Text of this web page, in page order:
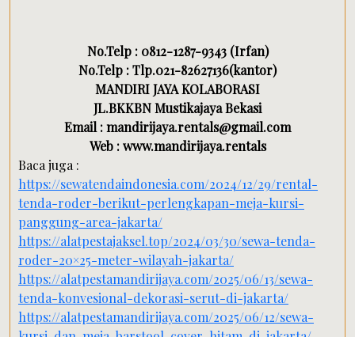
No.Telp : 0812-1287-9343 (Irfan)
No.Telp : Tlp.021-82627136(kantor)
MANDIRI JAYA KOLABORASI
JL.BKKBN Mustikajaya Bekasi
Email : mandirijaya.rentals@gmail.com
Web : www.mandirijaya.rentals
Baca juga :
https://sewatendaindonesia.com/2024/12/29/rental-
tenda-roder-berikut-perlengkapan-meja-kursi-
panggung-area-jakarta/
https://alatpestajaksel.top/2024/03/30/sewa-tenda-
roder-20×25-meter-wilayah-jakarta/
https://alatpestamandirijaya.com/2025/06/13/sewa-
tenda-konvesional-dekorasi-serut-di-jakarta/
https://alatpestamandirijaya.com/2025/06/12/sewa-